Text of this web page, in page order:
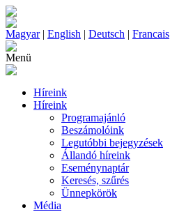
Magyar| English | Deutsch | Francais
Menü
Híreink
Híreink
Programajánló
Beszámolóink
Legutóbbi bejegyzések
Állandó híreink
Eseménynaptár
Keresés, szűrés
Ünnepkörök
Média